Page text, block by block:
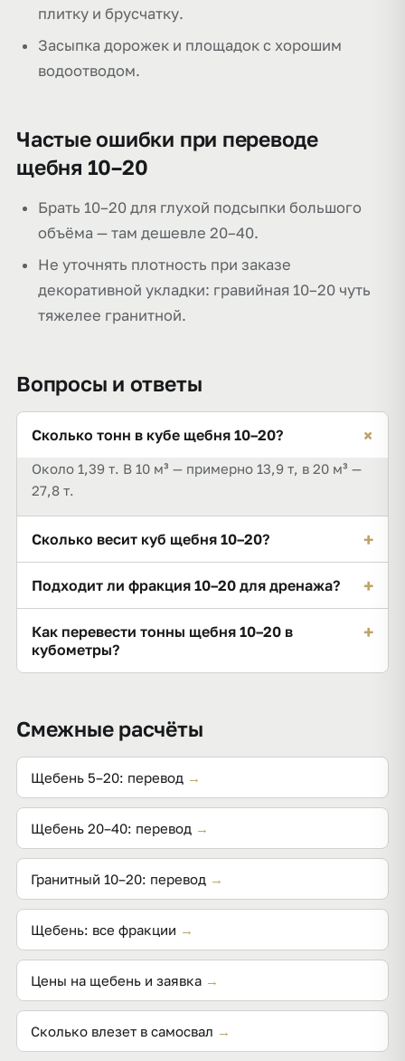
плитку и брусчатку.
Засыпка дорожек и площадок с хорошим
водоотводом.
Частые ошибки при переводе
щебня 10–20
Брать 10–20 для глухой подсыпки большого
объёма — там дешевле 20–40.
Не уточнять плотность при заказе
декоративной укладки: гравийная 10–20 чуть
тяжелее гранитной.
Вопросы и ответы
Сколько тонн в кубе щебня 10–20? +
Около 1,39 т. В 10 м³ — примерно 13,9 т, в 20 м³ —
27,8 т.
Сколько весит куб щебня 10–20? +
куб весит около 1,39 тонны.
Подходит ли фракция 10–20 для дренажа? +
реже заиливается. Для пристенного дренажа это
одна из рабочих фракций.
Как перевести тонны щебня 10–20 в
кубометры?
+
Смежные расчёты
Щебень 5–20: перевод →
Щебень 20–40: перевод →
Гранитный 10–20: перевод →
Щебень: все фракции →
Цены на щебень и заявка →
Сколько влезет в самосвал →